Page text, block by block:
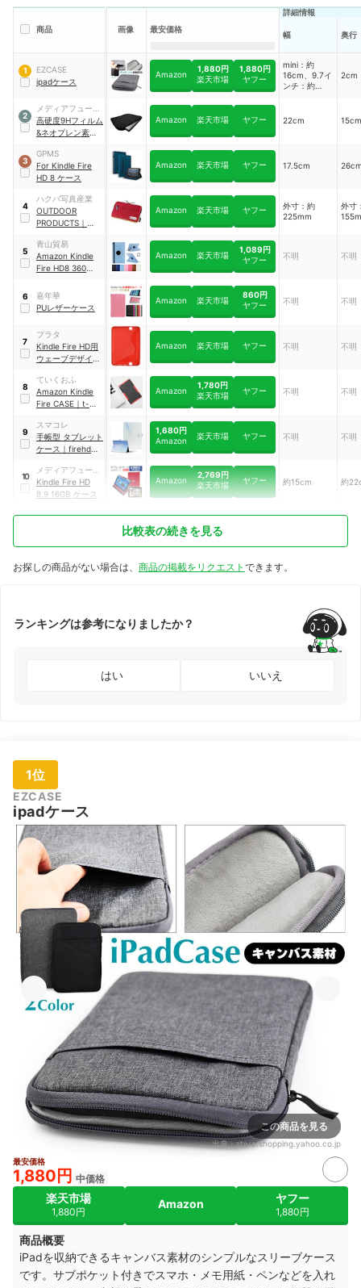
商品 画像 最安価格
詳細情報
幅 奥行
1
EZCASE
ipadケース
Amazon
1,880円
楽天市場
1,880円
ヤフー
mini：約
16cm、9.7イ
ンチ：約
22cm
2cm
2
メディアフューチ
ャー
高硬度9Hフィルム
&ネオプレン素材
Amazon 楽天市場 ヤフー 22cm 15cm
3
GPMS
For Kindle Fire
HD 8 ケース
Amazon 楽天市場 ヤフー 17.5cm
4
ハクバ写真産業
OUTDOOR
PRODUCTS ｜
AMZODTBC02RD
Amazon 楽天市場 ヤフー
外寸：約
225mm
外寸
5
青山貿易
Amazon Kindle
Fire HD8 360度回
Amazon 楽天市場
1,089円
ヤフー
不明 不明
6
嘉年華
PUレザーケース
Amazon 楽天市場
860円
ヤフー
不明 不明
7
プラタ
Kindle Fire HD用
ウェーブデザイン
WM-734RD
Amazon 楽天市場 ヤフー 不明 不明
8
ていくおふ
Amazon Kindle
Fire CASE ｜ t-
Amazon
1,780円
楽天市場
ヤフー 不明 不明
9
スマコレ
手帳型 タブレット
ケース ｜ firehdx-
1,680円
Amazon
楽天市場 ヤフー 不明 不明
10
メディアフューチ
ャー
Kindle Fire HD
8.9 16GB ケース
Amazon
2,769円
楽天市場
ヤフー 約15cm 約
比較表の続きを見る
お探しの商品がない場合は、 商品の掲載をリクエスト できます。
ランキングは参考になりましたか？
はい いいえ
1位
EZCASE
ipadケース
この商品を見る
出典：store.shopping.yahoo.co.jp
最安価格
1,880円 中価格
楽天市場
1,880円
Amazon ヤフー
1,880円
商品概要
iPadを収納できるキャンバス素材のシンプルなスリーブケース
です。サブポケット付きでスマホ・メモ用紙・ペンなどを入れ